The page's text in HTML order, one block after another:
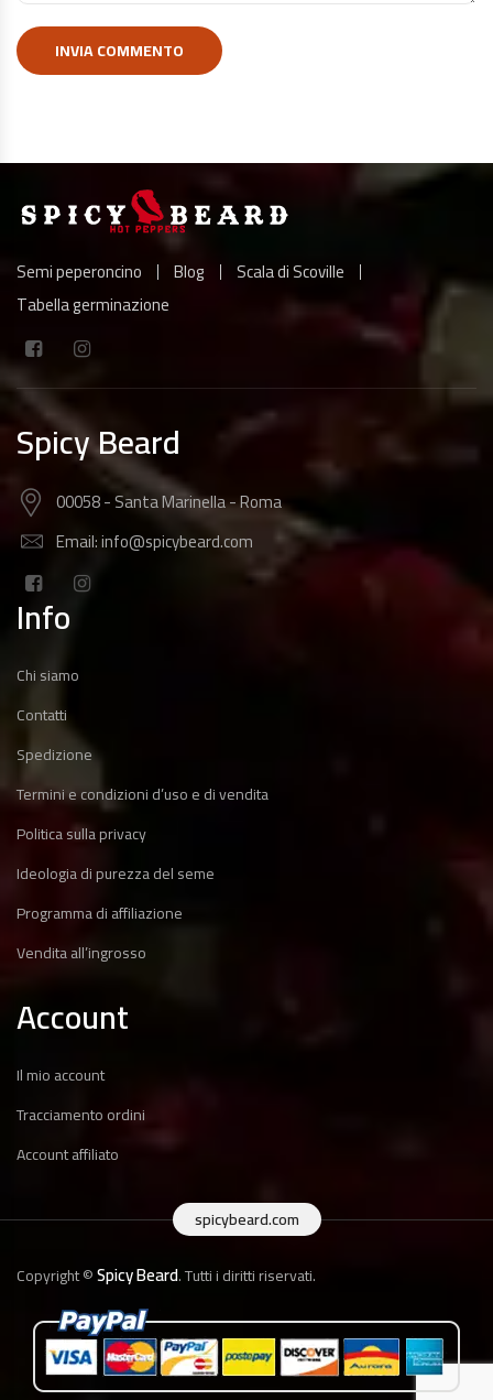
Semi peperoncino Blog
Scala di Scoville
Tabella germinazione
Spicy Beard
00058 - Santa Marinella - Roma
Email: info@spicybeard.com
Info
Chi siamo
Contatti
Spedizione
Termini e condizioni d’uso e di vendita
Politica sulla privacy
Ideologia di purezza del seme
Programma di affiliazione
Vendita all’ingrosso
Account
Il mio account
Tracciamento ordini
Account affiliato
spicybeard.com
Copyright ©Spicy Beard. Tutti i diritti riservati.